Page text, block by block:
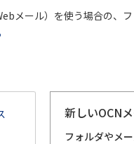
メール）を使う場合の、
新しいOCN
フォルダやメ